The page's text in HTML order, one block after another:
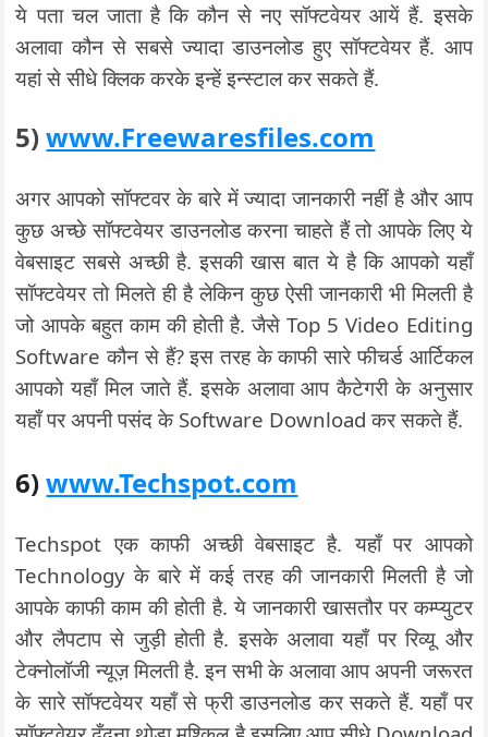
ये पता चल जाता है कि कौन से नए सॉफ्टवेयर आयें हैं. इसके
अलावा कौन से सबसे ज्यादा डाउनलोड हुए सॉफ्टवेयर हैं. आप
यहां से सीधे क्लिक करके इन्हें इन्स्टाल कर सकते हैं.
5)www.Freewaresfiles.com
अगर आपको सॉफ्टवर के बारे में ज्यादा जानकारी नहीं है और आप
कुछ अच्छे सॉफ्टवेयर डाउनलोड करना चाहते हैं तो आपके लिए ये
वेबसाइट सबसे अच्छी है. इसकी खास बात ये है कि आपको यहाँ
सॉफ्टवेयर तो मिलते ही है लेकिन कुछ ऐसी जानकारी भी मिलती है
जो आपके बहुत काम की होती है. जैसे Top 5 Video Editing
Software कौन से हैं? इस तरह के काफी सारे फीचर्ड आर्टिकल
आपको यहाँ मिल जाते हैं. इसके अलावा आप कैटेगरी के अनुसार
यहाँ पर अपनी पसंद के Software Download कर सकते हैं.
6)www.Techspot.com
Techspot एक काफी अच्छी वेबसाइट है. यहाँ पर आपको
Technology के बारे में कई तरह की जानकारी मिलती है जो
आपके काफी काम की होती है. ये जानकारी खासतौर पर कम्प्युटर
और लैपटाप से जुड़ी होती है. इसके अलावा यहाँ पर रिव्यू और
टेक्नोलॉजी न्यूज़ मिलती है. इन सभी के अलावा आप अपनी जरूरत
के सारे सॉफ्टवेयर यहाँ से फ्री डाउनलोड कर सकते हैं. यहाँ पर